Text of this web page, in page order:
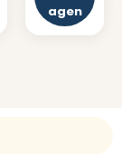
agen